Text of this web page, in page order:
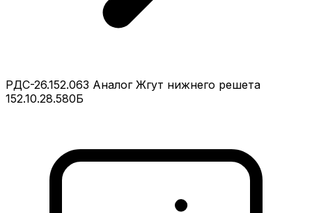
РДС-26.152.063 Аналог Жгут нижнего решета
152.10.28.580Б